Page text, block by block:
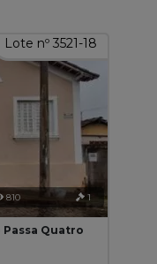
Lote nº 3521-18
810 1
Passa Quatro